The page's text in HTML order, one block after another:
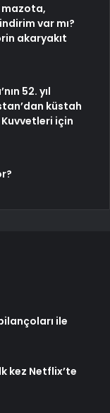
mazota,
var mı?
akaryakıt
52. yıl
küstah
için
ile
kez Netflix’te